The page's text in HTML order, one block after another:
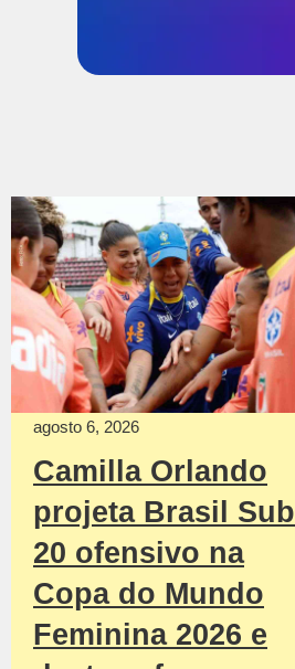
agosto 6, 2026
Camilla Orlando
projeta Brasil
20 ofensivo na
Copa do Mundo
Feminina 2026 e